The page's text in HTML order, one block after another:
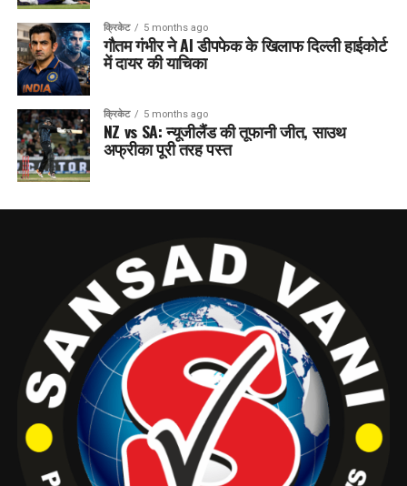
क्रिकेट 5 months ago
गौतम गंभीर ने AI डीपफेक के खिलाफ दिल्ली हाईकोर्ट
में दायर की याचिका
क्रिकेट 5 months ago
NZ vs SA: न्यूजीलैंड की तूफानी जीत, साउथ
अफ्रीका पूरी तरह पस्त